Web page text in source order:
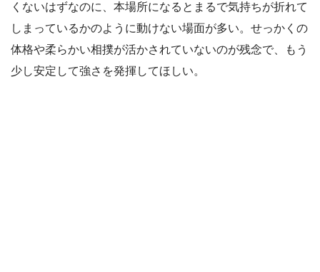
くないはずなのに、本場所になるとまるで気持ちが折れて
しまっているかのように動けない場面が多い。せっかくの
体格や柔らかい相撲が活かされていないのが残念で、もう
少し安定して強さを発揮してほしい。